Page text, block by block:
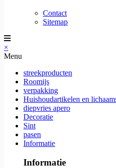
Contact
Sitemap
×
Menu
streekproducten
Roomijs
verpakking
Huishoudartikelen en
diepvries apero
Decoratie
Sint
pasen
Informatie
Informatie